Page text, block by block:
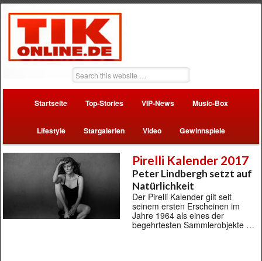
Startseite Top-Stories VIP-News Music-Box
Lifestyle Stargalerien Video Gewinnspiele
Pirelli Kalender 2017
Peter Lindbergh setzt auf
Natürlichkeit
Der Pirelli Kalender gilt seit
seinem ersten Erscheinen im
Jahre 1964 als eines der
begehrtesten Sammlerobjekte …